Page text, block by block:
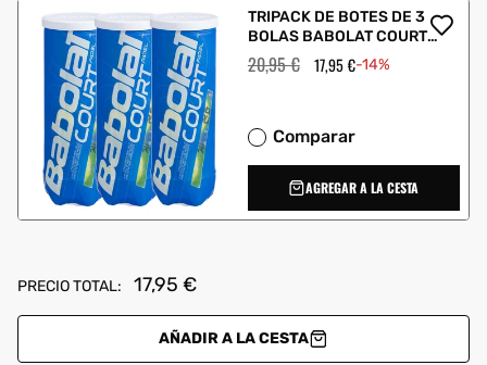
TRIPACK DE BOTES DE 3
BOLAS BABOLAT COURT
PADEL
Precio
habitual
20,95 € Precio
de
17,95 €-14%
Comparar
AGREGAR A LA CESTA
PRECIO TOTAL: 17,95 €
AÑADIR A LA CESTA